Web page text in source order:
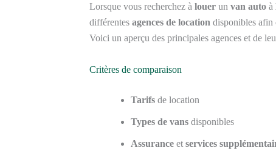
Lorsque vous recherchez à louer un van auto à
différentes agences de location disponibles afin
Voici un aperçu des principales agences et de
Critères de comparaison
Tarifs de location
Types de vans disponibles
Assurance et services